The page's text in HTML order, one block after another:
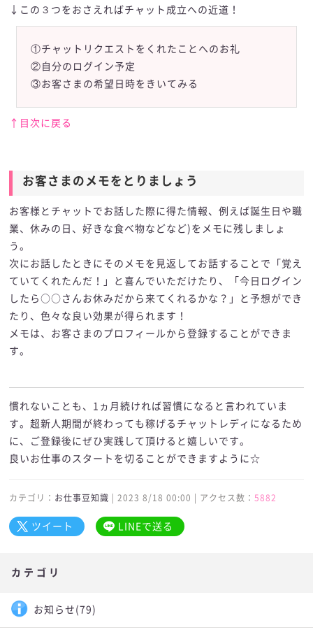
↓この３つをおさえればチャット成立への近道！
①チャットリクエストをくれたことへのお礼
②自分のログイン予定
③お客さまの希望日時をきいてみる
↑目次に戻る
お客さまのメモをとりましょう
お客様とチャットでお話した際に得た情報、例えば誕生日や職
業、休みの日、好きな食べ物などなど)をメモに残しましょ
う。
次にお話したときにそのメモを見返してお話することで「覚え
ていてくれたんだ！」と喜んでいただけたり、「今日ログイン
したら○○さんお休みだから来てくれるかな？」と予想ができ
たり、色々な良い効果が得られます！
メモは、お客さまのプロフィールから登録することができま
す。
慣れないことも、1ヵ月続ければ習慣になると言われていま
す。超新人期間が終わっても稼げるチャットレディになるため
に、ご登録後にぜひ実践して頂けると嬉しいです。
良いお仕事のスタートを切ることができますように☆
カテゴリ： お仕事豆知識 | 2023 8/18 00:00 | アクセス数： 5882
ツイート LINEで送る
カテゴリ
お知らせ (79)